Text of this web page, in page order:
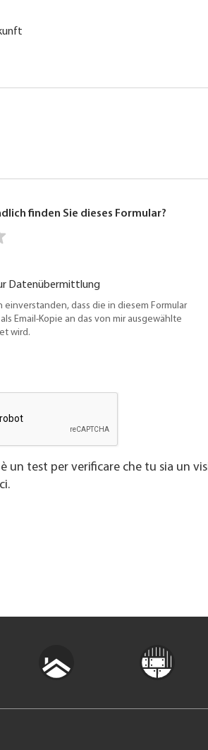
finden Sie dieses Formular?
Datenübermittlung
einverstanden, dass die in diesem Formular
Email-Kopie an das von mir ausgewählte
wird.
un test per verificare che tu sia un